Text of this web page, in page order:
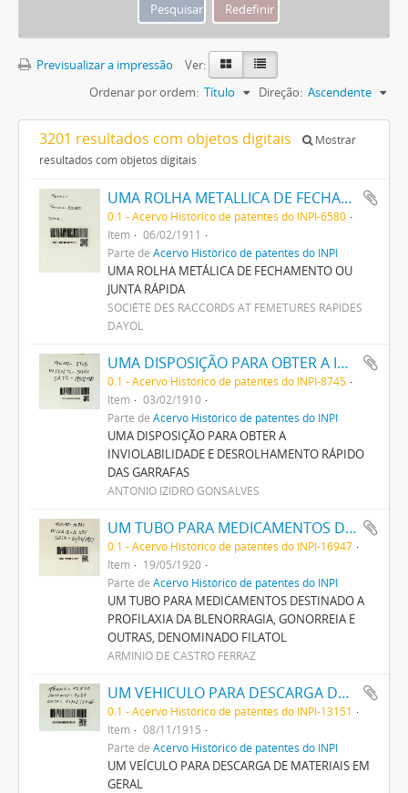
Previsualizar a impressão
Ver:
Ordenar por ordem: Título Direção: Ascendente
3201 resultados com objetos digitais
Mostrar
resultados com objetos digitais
UMA ROLHA METALLICA DE FECHAMENTO OU JUNTA RAPIDA
0.1 - Acervo Histórico de patentes do INPI-6580
Item
06/02/1911
Parte de Acervo Histórico de patentes do INPI
UMA ROLHA METÁLICA DE FECHAMENTO OU
JUNTA RÁPIDA
SOCIÉTÉ DES RACCORDS AT FEMETURES RAPIDES
DAYOL
UMA DISPOSIÇÃO PARA OBTER A INVIOLABILIDADE E DESROLHAMENTO RAPIDO DAS GARRAFAS
0.1 - Acervo Histórico de patentes do INPI-8745
Item
03/02/1910
Parte de Acervo Histórico de patentes do INPI
UMA DISPOSIÇÃO PARA OBTER A
INVIOLABILIDADE E DESROLHAMENTO RÁPIDO
DAS GARRAFAS
ANTONIO IZIDRO GONSALVES
UM TUBO PARA MEDICAMENTOS DESTINADO A PROPHYLAXIA DA BLENORRHAGIA, GONORRHEIA E OUTRAS, DENOMINADO FILATTOL
0.1 - Acervo Histórico de patentes do INPI-16947
Item
19/05/1920
Parte de Acervo Histórico de patentes do INPI
UM TUBO PARA MEDICAMENTOS DESTINADO A
PROFILAXIA DA BLENORRAGIA, GONORREIA E
OUTRAS, DENOMINADO FILATOL
ARMINIO DE CASTRO FERRAZ
UM VEHICULO PARA DESCARGA DE MATERIAES EM GERAL
0.1 - Acervo Histórico de patentes do INPI-13151
Item
08/11/1915
Parte de Acervo Histórico de patentes do INPI
UM VEÍCULO PARA DESCARGA DE MATERIAIS EM
GERAL